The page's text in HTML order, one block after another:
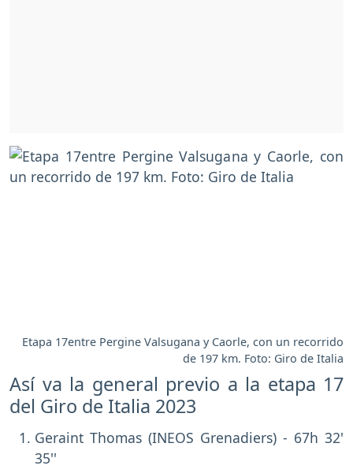
Etapa 17entre Pergine Valsugana y Caorle, con un recorrido
de 197 km. Foto: Giro de Italia
Así va la general previo a la etapa 17
del Giro de Italia 2023
Geraint Thomas (INEOS Grenadiers) - 67h 32'
35''